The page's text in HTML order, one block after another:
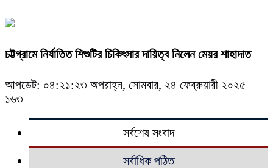
চট্টগ্রামে নির্যাতিত শিশুটির চিকিৎসার দায়িত্ব নিলেন মেয়র শাহাদাত
আপডেট: ০৪:২১:২৩ অপরাহ্ন, সোমবার, ২৪ ফেব্রুয়ারী ২০২৫
১৬৩
সর্বশেষ সংবাদ
সর্বাধিক পঠিত